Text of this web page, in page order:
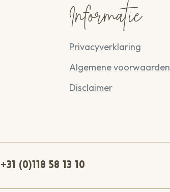
Informatie
Privacyverklaring
Algemene voorwaarden
Disclaimer
+31 (0)118 58 13 10